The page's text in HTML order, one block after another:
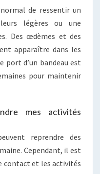
de ressentir un
légères ou une
Des œdèmes et des
apparaître dans les
port d’un bandeau est
pour maintenir
mes activités
reprendre des
Cependant, il est
contact et les activités